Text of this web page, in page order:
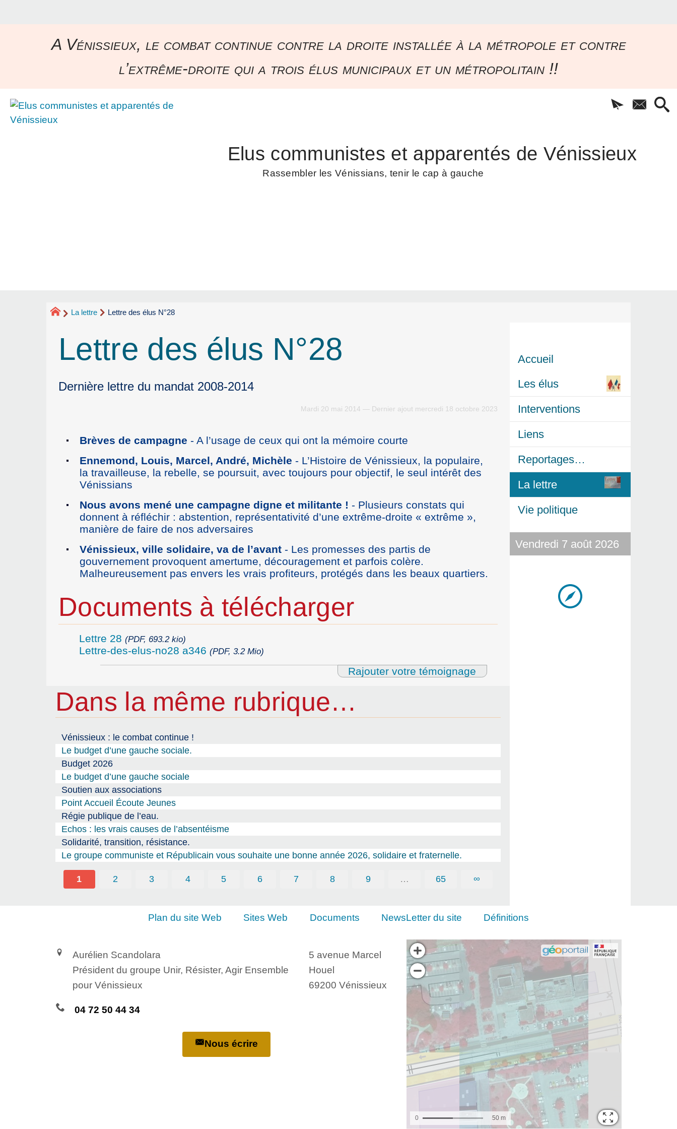
A Vénissieux, le combat continue contre la droite installée à la métropole et contre
l’extrême-droite qui a trois élus municipaux et un métropolitain !!
Elus communistes et apparentés de Vénissieux
Rassembler les Vénissians, tenir le cap à gauche
La lettre Lettre des élus N°28
Lettre des élus N°28
Dernière lettre du mandat 2008-2014
Mardi 20 mai 2014 — Dernier ajout mercredi 18 octobre 2023
Brèves de campagne - A l’usage de ceux qui ont la mémoire courte
Ennemond, Louis, Marcel, André, Michèle - L’Histoire de Vénissieux, la populaire,
la travailleuse, la rebelle, se poursuit, avec toujours pour objectif, le seul intérêt des
Vénissians
Nous avons mené une campagne digne et militante ! - Plusieurs constats qui
donnent à réfléchir : abstention, représentativité d’une extrême-droite « extrême »,
manière de faire de nos adversaires
Vénissieux, ville solidaire, va de l’avant - Les promesses des partis de
gouvernement provoquent amertume, découragement et parfois colère.
Malheureusement pas envers les vrais profiteurs, protégés dans les beaux quartiers.
Documents à télécharger
Lettre 28 (PDF, 693.2 kio)
Lettre-des-elus-no28 a346 (PDF, 3.2 Mio)
Rajouter votre témoignage
Dans la même rubrique…
Vénissieux : le combat continue !
Le budget d’une gauche sociale.
Budget 2026
Le budget d’une gauche sociale
Soutien aux associations
Point Accueil Écoute Jeunes
Régie publique de l’eau.
Echos : les vrais causes de l’absentéisme
Solidarité, transition, résistance.
Le groupe communiste et Républicain vous souhaite une bonne année 2026, solidaire et fraternelle.
1 2 3 4 5 6 7 8 9 … 65 ∞
Accueil
Les élus
Interventions
Liens
Reportages…
La lettre
Vie politique
Vendredi 7 août 2026
Plan du site Web Sites Web Documents NewsLetter du site Définitions
Aurélien Scandolara
Président du groupe Unir, Résister, Agir Ensemble
pour Vénissieux
5 avenue Marcel
Houel
69200 Vénissieux
04 72 50 44 34
Nous écrire